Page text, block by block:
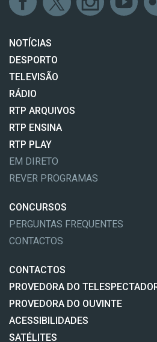
NOTÍCIAS
DESPORTO
TELEVISÃO
RÁDIO
RTP ARQUIVOS
RTP ENSINA
RTP PLAY
EM DIRETO
REVER PROGRAMAS
CONCURSOS
PERGUNTAS FREQUENTES
CONTACTOS
CONTACTOS
PROVEDORA DO
PROVEDORA DO OUVINTE
ACESSIBILIDADES
SATÉLITES